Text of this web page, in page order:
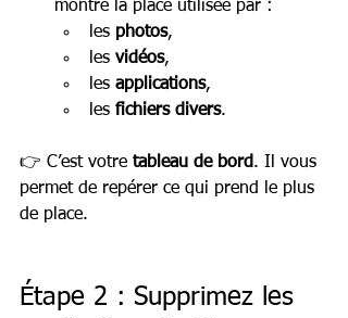
montre la place utilisée par :
les photos,
les vidéos,
les applications,
les fichiers divers.
👉 C’est votre tableau de bord. Il vous
permet de repérer ce qui prend le plus
de place.
Étape 2 : Supprimez les